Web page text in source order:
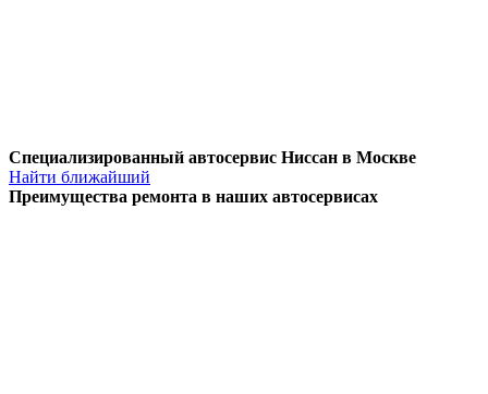
Специализированный автосервис Ниссан в Москве
Найти ближайший
Преимущества ремонта в наших автосервисах